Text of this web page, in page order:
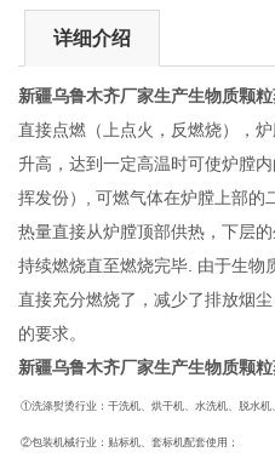
详细介绍
新疆乌鲁木齐厂家生产生物质颗
直接点燃（上点火，反燃烧），
升高，达到一定高温时可使炉膛
挥发份）, 可燃气体在炉膛上部的
热量直接从炉膛顶部供热，下层
持续燃烧直至燃烧完毕. 由于生物
直接充分燃烧了，减少了排放烟
的要求。
新疆乌鲁木齐厂家生产生物质颗
①洗涤熨烫行业：干洗机、烘干机、水洗机、脱水机
②包装机械行业：贴标机、套标机配套使用；